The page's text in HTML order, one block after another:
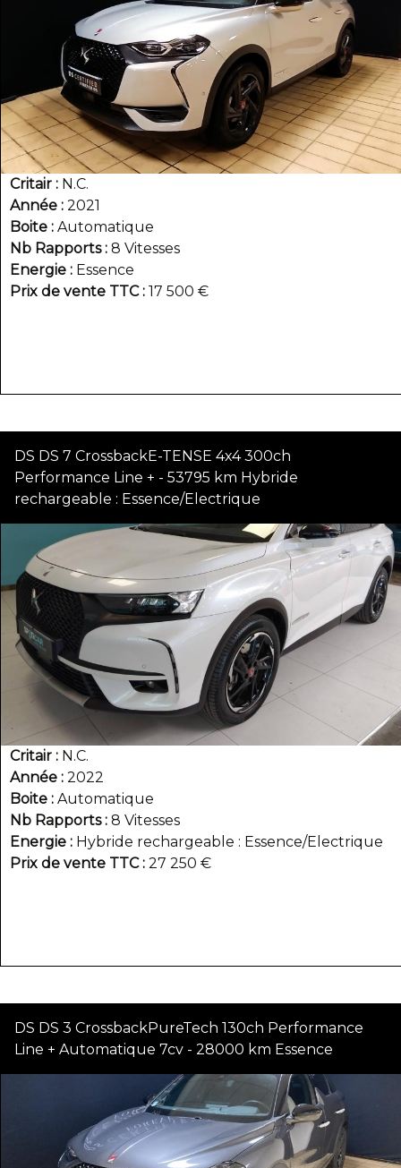
Critair
N.C.
Année 2021
Boite Automatique
Nb Rapports 8 Vitesses
Energie
Essence
Prix de vente TTC 17 500 €
DS DS 7 CrossbackE-TENSE 4x4 300ch
Performance Line + - 53795 km Hybride
rechargeable : Essence/Electrique
Critair
N.C.
Année 2022
Boite Automatique
Nb Rapports 8 Vitesses
Energie
Hybride rechargeable : Essence/Electrique
Prix de vente TTC 27 250 €
DS DS 3 CrossbackPureTech 130ch Performance
Line + Automatique 7cv - 28000 km Essence